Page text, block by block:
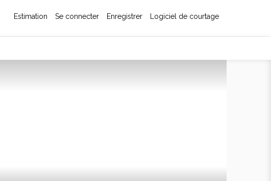
Estimation Se connecter Enregistrer Logiciel de courtage